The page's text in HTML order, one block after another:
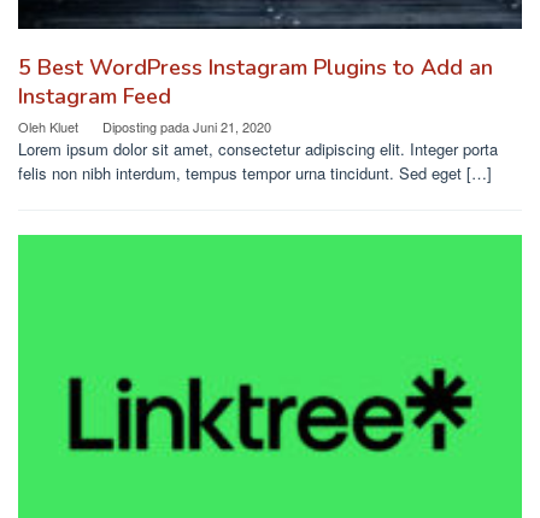
5 Best WordPress Instagram Plugins to Add an
Instagram Feed
Oleh Kluet Diposting padaJuni 21, 2020
Lorem ipsum dolor sit amet, consectetur adipiscing elit. Integer porta
felis non nibh interdum, tempus tempor urna tincidunt. Sed eget […]